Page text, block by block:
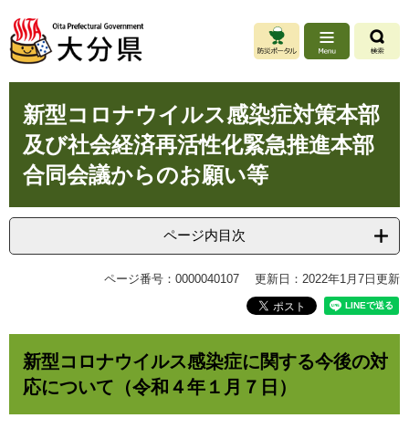
ジ
先
ュ
を
へ
新型コロナウイルス感染症対策本部
及び社会経済再活性化緊急推進本部
合同会議からのお願い等
ページ内目次
ページ番号：0000040107 更新日：2022年1月7日更新
新型コロナウイルス感染症に関する今後の対
応について（令和４年１月７日）